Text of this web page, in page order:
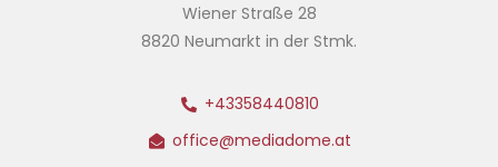
Wiener Straße 28
8820 Neumarkt in der Stmk.
+43358440810
office@mediadome.at